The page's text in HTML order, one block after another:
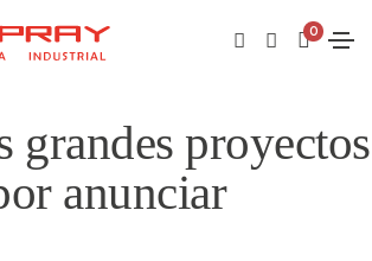
0
grandes proyectos
anunciar